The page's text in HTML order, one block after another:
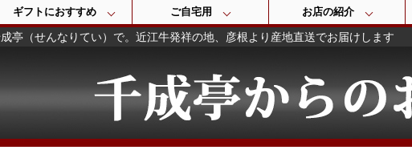
ギフトにおすすめ ご自宅用 お店の紹介
亭（せんなりてい）で。近江牛発祥の地、彦根より産地直送でお届けします